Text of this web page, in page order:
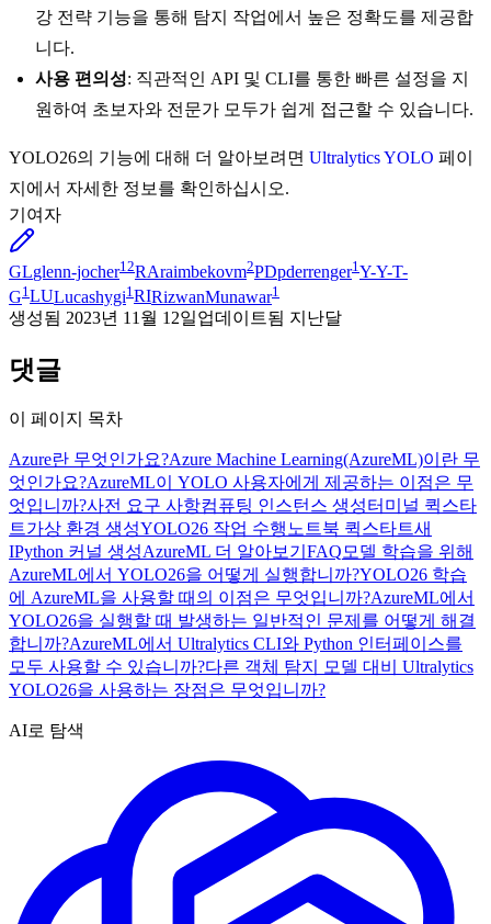
강 전략 기능을 통해 탐지 작업에서 높은 정확도를 제공합
니다.
사용 편의성: 직관적인 API 및 CLI를 통한 빠른 설정을 지
원하여 초보자와 전문가 모두가 쉽게 접근할 수 있습니다.
YOLO26의 기능에 대해 더 알아보려면 Ultralytics YOLO 페이
지에서 자세한 정보를 확인하십시오.
기여자
GLglenn-jocher12RAraimbekovm2PDpderrenger1 Y-Y-T-
G1 LULucashygi1 RIRizwanMunawar1
생성됨 2023년 11월 12일업데이트됨 지난달
댓글
이 페이지 목차
Azure란 무엇인가요?Azure Machine Learning(AzureML)이란 무
엇인가요?AzureML이 YOLO 사용자에게 제공하는 이점은 무
엇입니까?사전 요구 사항컴퓨팅 인스턴스 생성터미널 퀵스타
트가상 환경 생성YOLO26 작업 수행노트북 퀵스타트새
IPython 커널 생성AzureML 더 알아보기 FAQ모델 학습을 위해
AzureML에서 YOLO26을 어떻게 실행합니까?YOLO26 학습
에 AzureML을 사용할 때의 이점은 무엇입니까?AzureML에서
YOLO26을 실행할 때 발생하는 일반적인 문제를 어떻게 해결
합니까?AzureML에서 Ultralytics CLI와 Python 인터페이스를
모두 사용할 수 있습니까?다른 객체 탐지 모델 대비 Ultralytics
YOLO26을 사용하는 장점은 무엇입니까?
AI로 탐색